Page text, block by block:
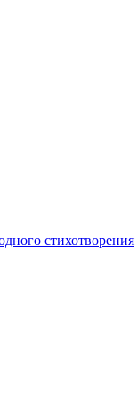
стихотворения